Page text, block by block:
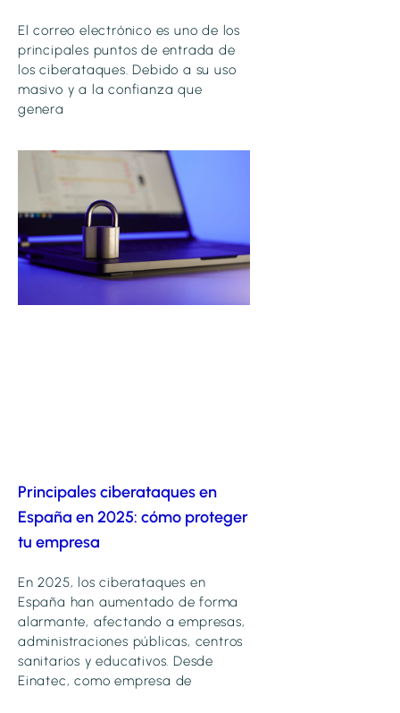
El correo electrónico es uno de los
principales puntos de entrada de
los ciberataques. Debido a su uso
masivo y a la confianza que
genera
Principales ciberataques en
España en 2025: cómo proteger
tu empresa
En 2025, los ciberataques en
España han aumentado de forma
alarmante, afectando a empresas,
administraciones públicas, centros
sanitarios y educativos. Desde
Einatec, como empresa de